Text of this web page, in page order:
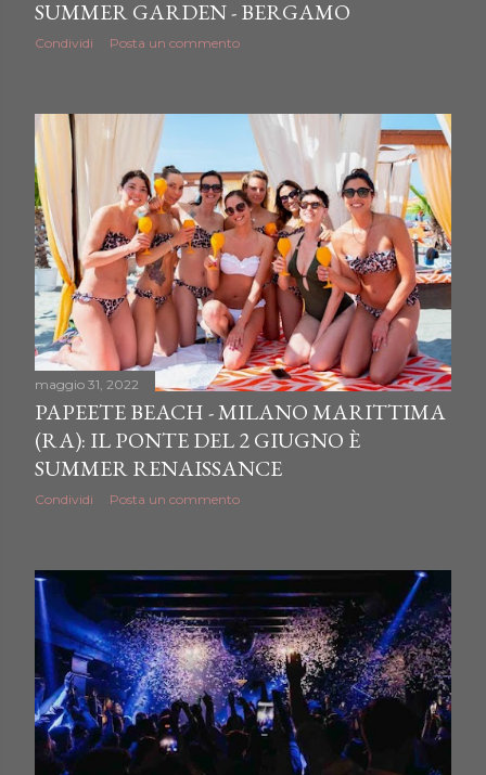
SUMMER GARDEN - BERGAMO
Condividi Posta un commento
maggio 31, 2022
PAPEETE BEACH - MILANO MARITTIMA
(RA): IL PONTE DEL 2 GIUGNO È
SUMMER RENAISSANCE
Condividi Posta un commento